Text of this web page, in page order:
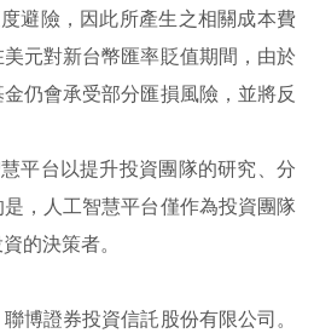
避險，因此所產生之相關成本費
元對新台幣匯率貶值期間，由於
仍會承受部分匯損風險，並將反
平台以提升投資團隊的研究、分
，人工智慧平台僅作為投資團隊
的決策者。
博證券投資信託股份有限公司。